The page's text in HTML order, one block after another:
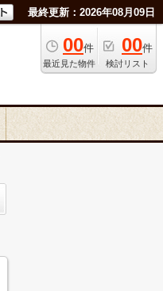
最終更新：2026年08月09日
00件
最近見た物件
00件
検討リスト